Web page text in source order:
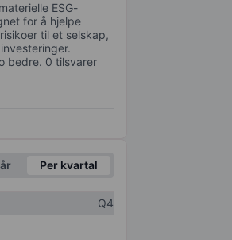
ESG-
for å hjelpe
til et selskap,
bedre. 0 tilsvarer
Per kvartal
Q4